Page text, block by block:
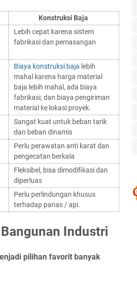
Konstruksi Baja
Lebih cepat karena sistem
fabrikasi dan pemasangan
Biaya konstruksi baja lebih
mahal karena harga material
baja lebih mahal, ada biaya
fabrikasi, dan biaya pengiriman
material ke lokasi proyek.
Sangat kuat untuk beban tarik
dan beban dinamis
Perlu perawatan anti karat dan
pengecatan berkala
Fleksibel, bisa dimodifikasi dan
diperluas
Perlu perlindungan khusus
terhadap panas / api.
Industri
pilihan favorit banyak